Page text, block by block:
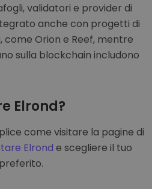
validatori e provider di
anche con progetti di
Orion e Reef, mentre
sulla blockchain includono
Elrond?
come visitare la pagine di
Elrond e scegliere il tuo